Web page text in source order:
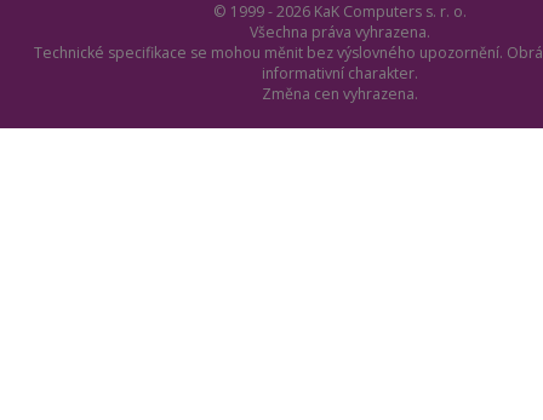
© 1999 - 2026 KaK Computers s. r. o.
Všechna práva vyhrazena.
Technické specifikace se mohou měnit bez výslovného upozornění.
informativní charakter.
Změna cen vyhrazena.